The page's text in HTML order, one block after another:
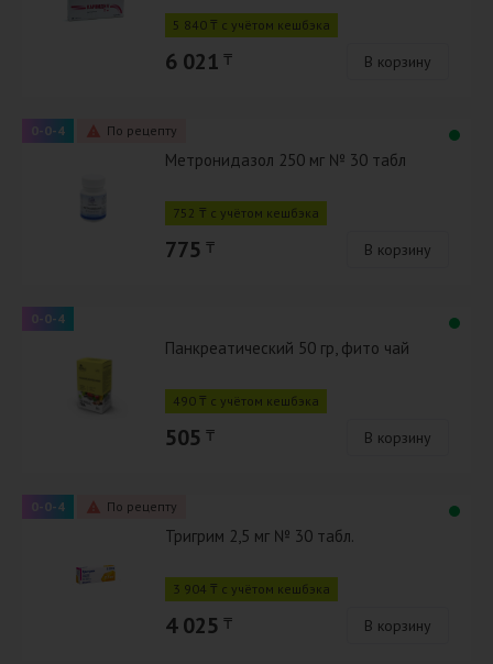
5 840 ₸ с учётом кешбэка
6 021 ₸ В корзину
0-0-4 По рецепту
Метронидазол 250 мг № 30 табл
752 ₸ с учётом кешбэка
775 ₸ В корзину
0-0-4
Панкреатический 50 гр, фито чай
490 ₸ с учётом кешбэка
505 ₸ В корзину
0-0-4 По рецепту
Тригрим 2,5 мг № 30 табл.
3 904 ₸ с учётом кешбэка
4 025 ₸ В корзину